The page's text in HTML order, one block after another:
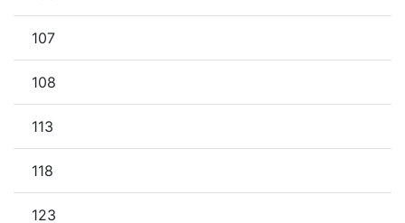
107
108
113
118
123